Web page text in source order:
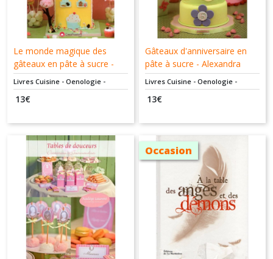
Le monde magique des
gâteaux en pâte à sucre -
Emilie & Aurélie Ceschia -
Créapassions.com -
9782814102705
Livres Cuisine - Oenologie -
Dessert - Pâtisserie
13€
Gâteaux d'anniversaire en
pâte à sucre - Alexandra
Hémon - Créapassions.com
- 9782814101616
Livres Cuisine - Oenologie -
Dessert - Pâtisserie
13€
Occasion